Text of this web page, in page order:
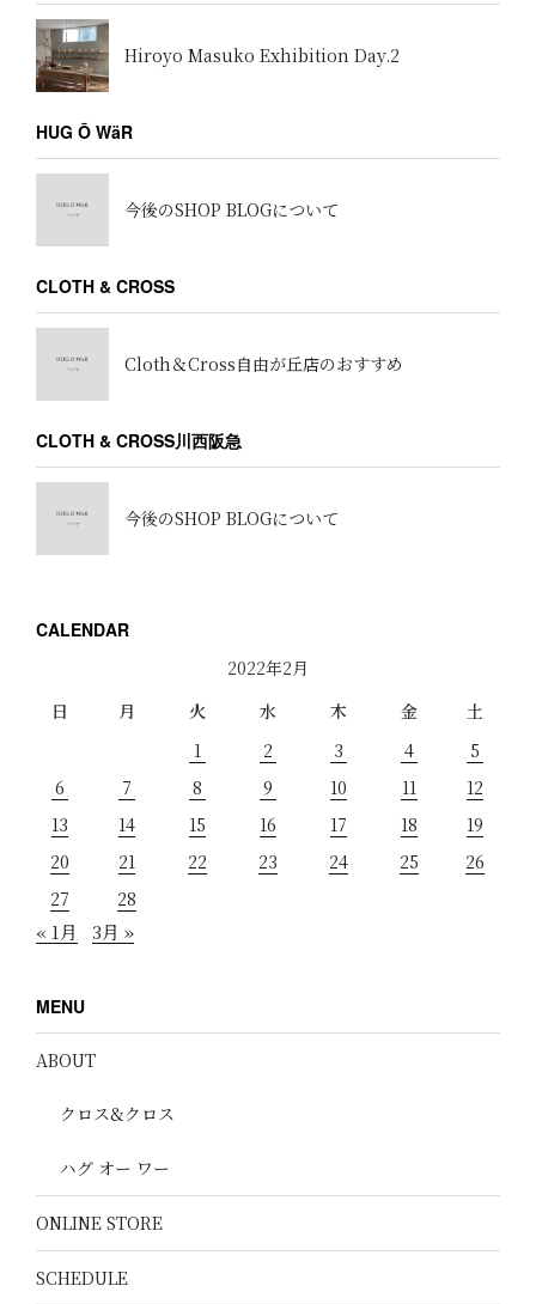
Hiroyo Masuko Exhibition Day.2
HUG Ō WäR
今後のSHOP BLOGについて
CLOTH & CROSS
Cloth＆Cross自由が丘店のおすすめ
CLOTH & CROSS川西阪急
今後のSHOP BLOGについて
CALENDAR
2022年2月
日
月 火 水 木 金
土
1
2 3 4
5
6
7 8 9 10 11
12
13
14 15 16 17 18
19
20
21 22 23 24 25
26
27
28
« 1月 3月 »
MENU
ABOUT
クロス&クロス
ハグ オー ワー
ONLINE STORE
SCHEDULE